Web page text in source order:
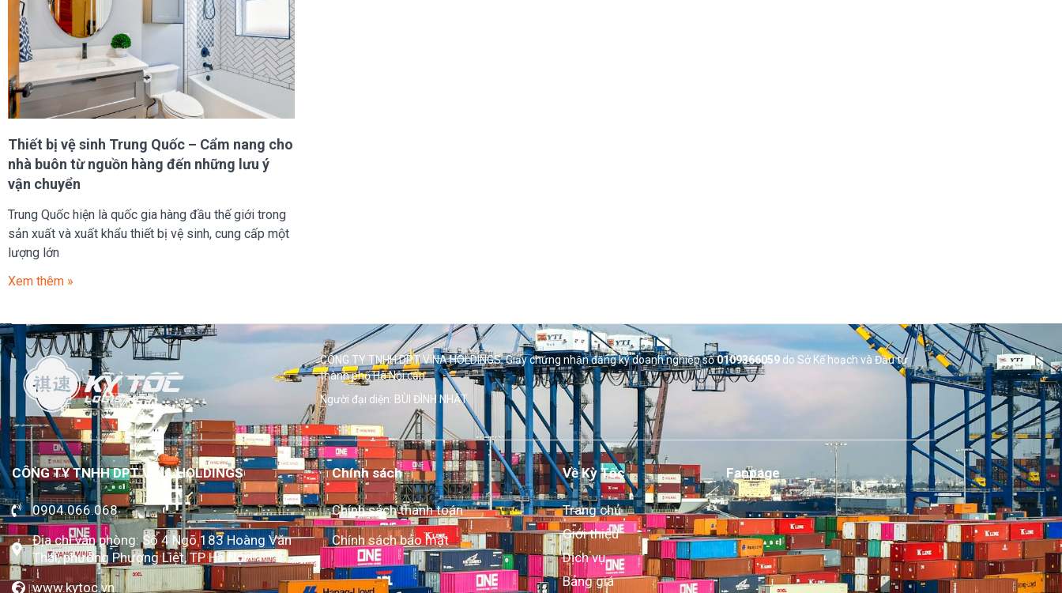
Thiết bị vệ sinh Trung Quốc – Cẩm nang cho
nhà buôn từ nguồn hàng đến những lưu ý
vận chuyển
Trung Quốc hiện là quốc gia hàng đầu thế giới trong
sản xuất và xuất khẩu thiết bị vệ sinh, cung cấp một
lượng lớn
Xem thêm »
CÔNG TY TNHH DPT VINA HOLDINGS. Giấy chứng nhận đăng ký doanh nghiệp số0109366059do Sở Kế hoạch và Đầu tư
thành phố Hà Nội cấp.
Người đại diện: BÙI ĐÌNH NHẬT
CÔNG TY TNHH DPT VINA HOLDINGS
0904.066.068
Địa chỉ văn phòng: Số 4 Ngõ 183 Hoàng Văn
Thái, phường Phương Liệt, TP Hà Nội
www.kytoc.vn
Chính sách
Chính sách thanh toán
Chính sách bảo mật
Về Kỳ Tốc
Trang chủ
Giới thiệu
Dịch vụ
Bảng giá
Fanpage